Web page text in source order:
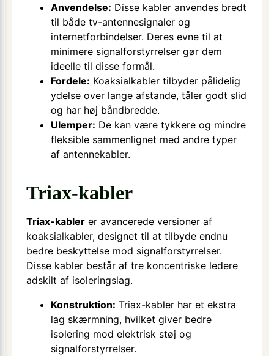
Anvendelse: Disse kabler anvendes bredt
til både tv-antennesignaler og
internetforbindelser. Deres evne til at
minimere signalforstyrrelser gør dem
ideelle til disse formål.
Fordele: Koaksialkabler tilbyder pålidelig
ydelse over lange afstande, tåler godt slid
og har høj båndbredde.
Ulemper: De kan være tykkere og mindre
fleksible sammenlignet med andre typer
af antennekabler.
Triax-kabler
Triax-kablerer avancerede versioner af
koaksialkabler, designet til at tilbyde endnu
bedre beskyttelse mod signalforstyrrelser.
Disse kabler består af tre koncentriske ledere
adskilt af isoleringslag.
Konstruktion: Triax-kabler har et ekstra
lag skærmning, hvilket giver bedre
isolering mod elektrisk støj og
signalforstyrrelser.